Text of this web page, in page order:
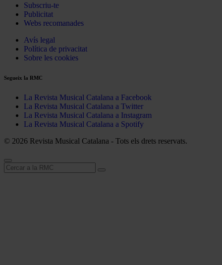
Subscriu-te
Publicitat
Webs recomanades
Avís legal
Política de privacitat
Sobre les cookies
Segueix la RMC
La Revista Musical Catalana a Facebook
La Revista Musical Catalana a Twitter
La Revista Musical Catalana a Instagram
La Revista Musical Catalana a Spotify
© 2026 Revista Musical Catalana - Tots els drets reservats.
Cerca